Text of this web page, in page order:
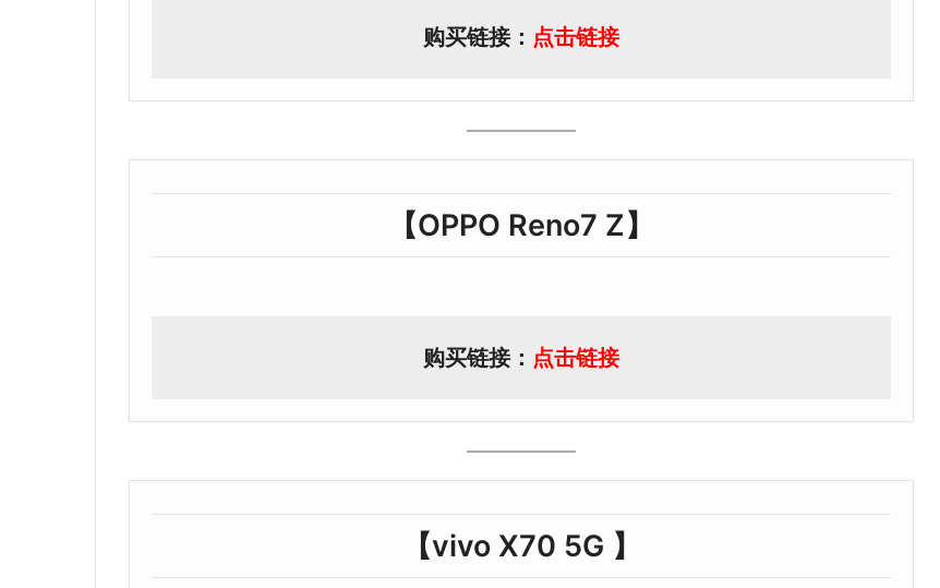
购买链接： 点击链接
【OPPO Reno7 Z】
购买链接： 点击链接
【vivo X70 5G 】